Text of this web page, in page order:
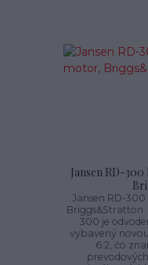
Jansen RD-
Jansen RD-
Briggs&Stratton
300 je
vybavený
6:2, čo